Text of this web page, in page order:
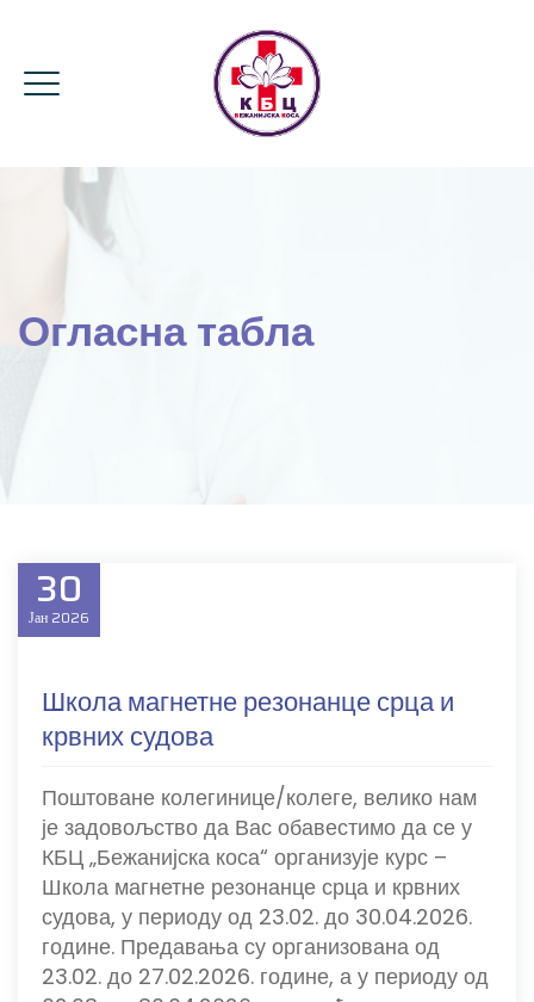
Огласна табла
30
Јан 2026
Школа магнетне резонанце срца и
крвних судова
Поштоване колегинице/колеге, велико нам
је задовољство да Вас обавестимо да се у
КБЦ „Бежанијска коса“ организује курс –
Школа магнетне резонанце срца и крвних
судова, у периоду од 23.02. до 30.04.2026.
године. Предавања су организована од
23.02. до 27.02.2026. године, а у периоду од